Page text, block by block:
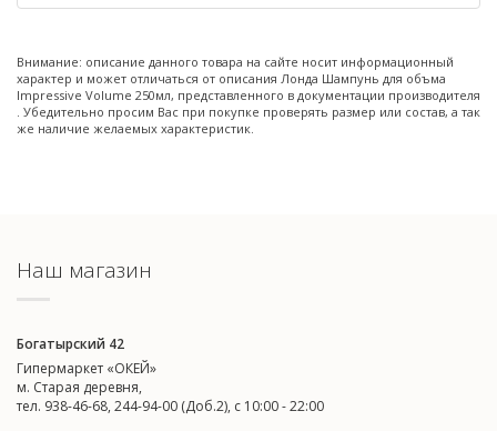
Внимание: описание данного товара на сайте носит информационный
характер и может отличаться от описания Лонда Шампунь для объма
Impressive Volume 250мл, представленного в документации производителя
. Убедительно просим Вас при покупке проверять размер или состав, а так
же наличие желаемых характеристик.
Наш магазин
Богатырский 42
Гипермаркет «ОКЕЙ»
м. Старая деревня,
тел. 938-46-68, 244-94-00 (Доб.2), c 10:00 - 22:00